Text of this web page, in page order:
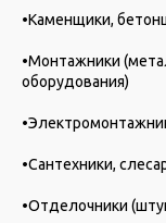
•Каменщики,
•Монтажники
оборудования)
•Сантехники,
•Отделочники